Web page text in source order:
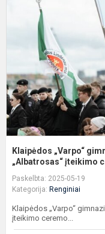
Klaipėdos „Varpo“
„Albatrosas“ įteikimo
Paskelbta: 2025-05-19
Kategorija: Renginiai
Klaipėdos „Varpo“
įteikimo ceremo...